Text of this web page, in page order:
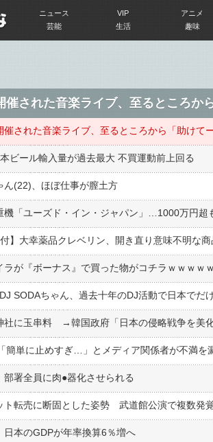
ニュース VIP アニメ
芸能
生活 趣味
催された音楽ライブ、至るところか
催された音楽ライブ、至るところから「助けて
本ビール輸入量が過去最大 不買運動前上回る
ん(22)、ほぼ仕事が膣土方
機「ユーズド・イン・ジャパン」…1000万円超
付】大幸薬品クレベリン、開き直り意味不明な
ラが『ボーナス』で買った物がコチラｗｗｗｗ
社に玉串料 →韓国政府「日本の侵略戦争を美
部署全員に肉●︎器化させられる
ト転売に断固とした姿勢 武道館公演で複数発
日本のGDPが年率換算6％増へ